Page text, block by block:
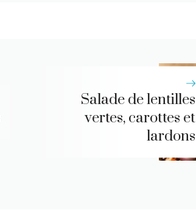
Salade de lentilles
vertes, carottes et
lardons